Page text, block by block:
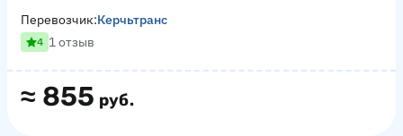
≈ 855 руб.
Перевозчик:Керчьтранс
4 1 отзыв